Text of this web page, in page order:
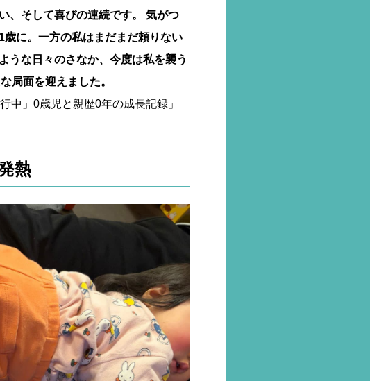
、そして喜びの連続です。 気がつ
に。一方の私はまだまだ頼りない
うな日々のさなか、今度は私を襲う
局面を迎えました。
中」0歳児と親歴0年の成長記録」
熱